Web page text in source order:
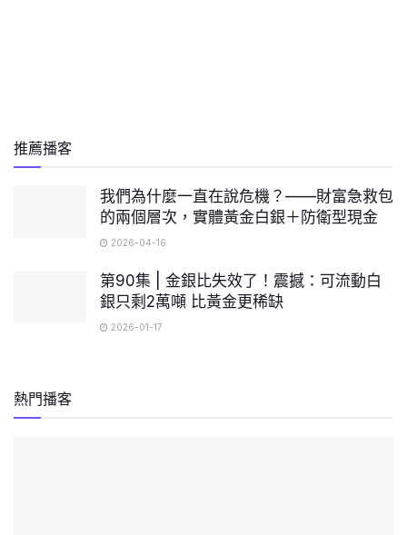
推薦播客
我們為什麼一直在說危機？——財富急救包
的兩個層次，實體黃金白銀＋防衛型現金
2026-04-16
第90集 | 金銀比失效了！震撼：可流動白
銀只剩2萬噸 比黃金更稀缺
2026-01-17
熱門播客